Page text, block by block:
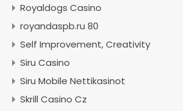
Royaldogs Casino
royandaspb.ru 80
Self Improvement, Creativity
Siru Casino
Siru Mobile Nettikasinot
Skrill Casino Cz